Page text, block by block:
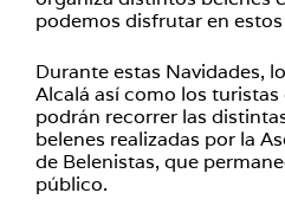
podemos disfrutar en estos
Durante estas Navidades,
Alcalá así como los
podrán recorrer las
belenes realizadas por la
de Belenistas, que
público.